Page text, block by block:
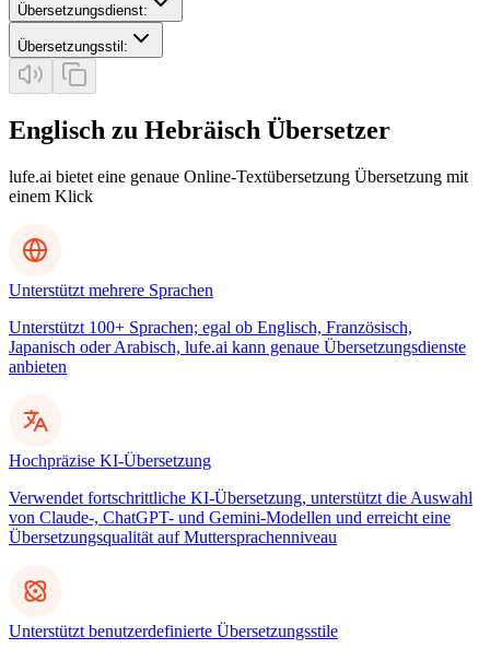
Übersetzungsdienst:
Übersetzungsstil :
Englisch zu Hebräisch Übersetzer
lufe.ai bietet eine genaue Online-Textübersetzung Übersetzung mit
einem Klick
Unterstützt mehrere Sprachen
Unterstützt 100+ Sprachen; egal ob Englisch, Französisch,
Japanisch oder Arabisch, lufe.ai kann genaue Übersetzungsdienste
anbieten
Hochpräzise KI-Übersetzung
Verwendet fortschrittliche KI-Übersetzung, unterstützt die Auswahl
von Claude-, ChatGPT- und Gemini-Modellen und erreicht eine
Übersetzungsqualität auf Muttersprachenniveau
Unterstützt benutzerdefinierte Übersetzungsstile